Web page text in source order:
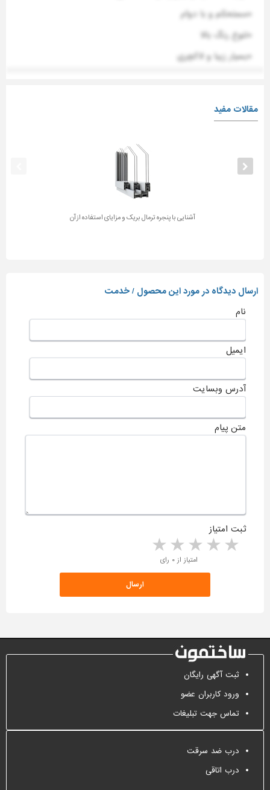
*مستحکم و با دوام
*تنوع رنگ بالا
*بسیار زیبا و لاکچری
مقالات مفید
آشنایی با پنجره ترمال بریک و مزایای استفاده از آن
ارسال دیدگاه در مورد این محصول / خدمت
نام
ایمیل
آدرس وبسایت
متن پیام
ثبت امتیاز
4 stars 3 stars 2 stars 1 star امتیاز از ۰ رای
ثبت آگهی رایگان
ورود کاربران عضو
تماس جهت تبلیغات
درب ضد سرقت
درب اتاقی